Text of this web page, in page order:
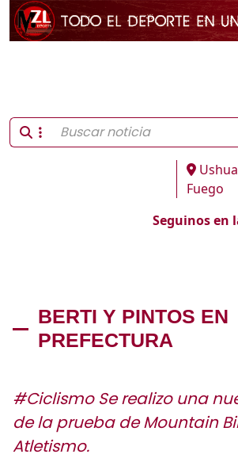
Fuego
Seguinos en
BERTI Y PINTOS EN
PREFECTURA
#Ciclismo Se realizo una
de la prueba de Mountain
Atletismo.